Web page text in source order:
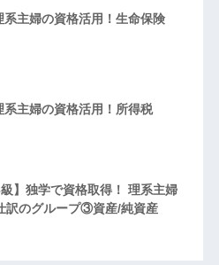
系主婦の資格活用！生命保険
系主婦の資格活用！所得税
級】独学で資格取得！ 理系主婦
訳のグループ③資産/純資産